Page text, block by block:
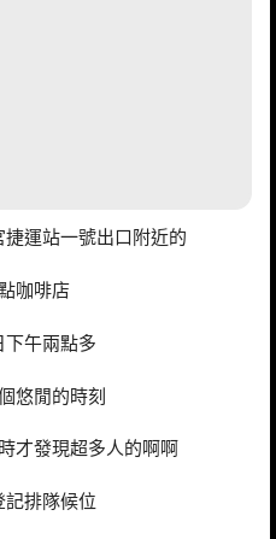
運站一號出口附近的
咖啡店
下午兩點多
悠閒的時刻
才發現超多人的啊啊
排隊候位